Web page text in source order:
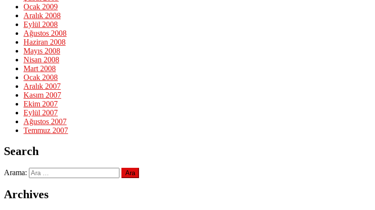
Ocak 2009
Aralık 2008
Eylül 2008
Ağustos 2008
Haziran 2008
Mayıs 2008
Nisan 2008
Mart 2008
Ocak 2008
Aralık 2007
Kasım 2007
Ekim 2007
Eylül 2007
Ağustos 2007
Temmuz 2007
Search
Arama:
Archives